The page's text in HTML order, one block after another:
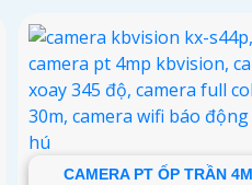
CAMERA PT ỐP TRẦN